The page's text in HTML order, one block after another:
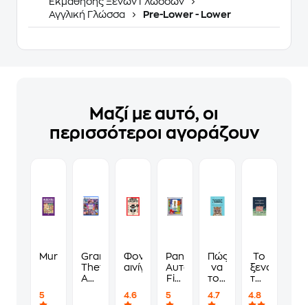
Αγγλική Γλώσσα
Pre-Lower - Lower
Μαζί με αυτό, οι
περισσότεροι αγοράζουν
Murdoku
5
Grand
Theft
Auto
Standard
Φονικά
αινίγματα
4.6
Panini
Αυτοκόλλητα
Fifa
Cup
5
Πώς
να
τους
να
4.7
Το
ξενοδοχείο
των
4.8